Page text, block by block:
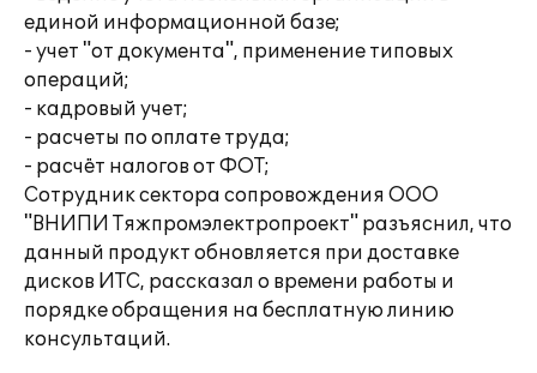
единой информационной базе;
- учет "от документа", применение типовых
операций;
- кадровый учет;
- расчеты по оплате труда;
- расчёт налогов от ФОТ;
Сотрудник сектора сопровождения ООО
"ВНИПИ Тяжпромэлектропроект" разъяснил, что
данный продукт обновляется при доставке
дисков ИТС, рассказал о времени работы и
порядке обращения на бесплатную линию
консультаций.